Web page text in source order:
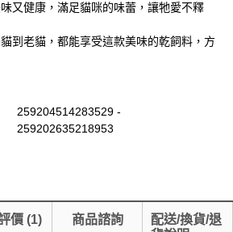
又健康，滿足貓咪的味蕾，讓牠愛不釋
到老貓，都能享受這款美味的乾飼料，方
259204514283529 -
259202635218953
價 (1) 商品諮詢
配送/換貨/退